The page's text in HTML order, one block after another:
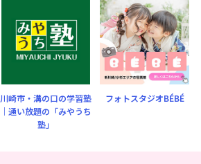
川崎市・溝の口の学習塾
｜通い放題の「みやうち
塾」
フォトスタジオBÉBÉ